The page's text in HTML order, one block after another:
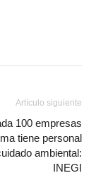
Artículo siguiente
100 empresas
tiene personal
ambiental:
INEGI